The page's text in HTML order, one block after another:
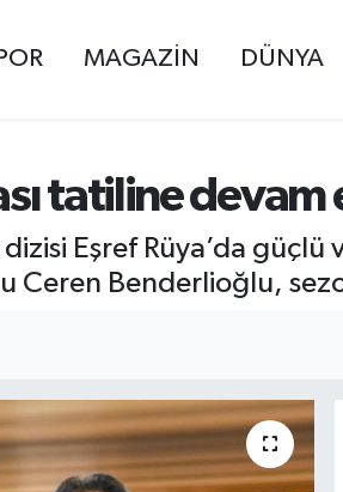
MAGAZİN DÜNYA
tatiline devam
Eşref Rüya’da güçlü
Ceren Benderlioğlu,